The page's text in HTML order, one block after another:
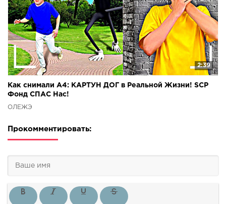
2:39
Как снимали А4: КАРТУН ДОГ в Реальной Жизни! SCP
Фонд СПАС Нас!
ОЛЕЖЭ
Прокомментировать: